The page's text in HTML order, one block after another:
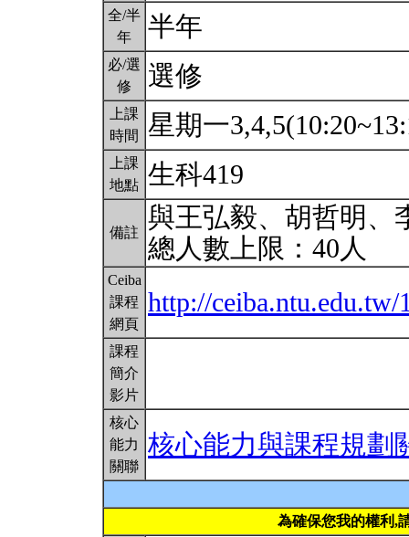
全/半
年
半年
必/選
修
選修
上課
時間
星期一
上課
地點 生科419
備註
與王弘毅、胡哲明、
總人數上限：40人
Ceiba
課程
網頁
http://
課程
簡介
影片
核心
能力
關聯
核心能力與課程規劃
為確保您我的權利,